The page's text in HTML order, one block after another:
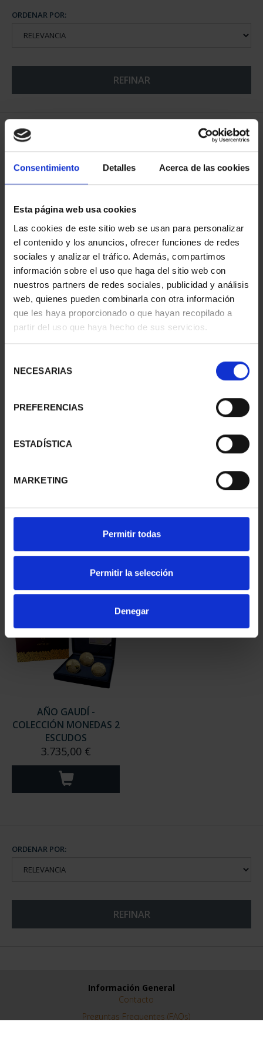
Consentimiento Detalles Acerca de las cookies
Esta página web usa cookies
Las cookies de este sitio web se usan para personalizar
el contenido y los anuncios, ofrecer funciones de redes
sociales y analizar el tráfico. Además, compartimos
información sobre el uso que haga del sitio web con
nuestros partners de redes sociales, publicidad y análisis
web, quienes pueden combinarla con otra información
que les haya proporcionado o que hayan recopilado a
partir del uso que haya hecho de sus servicios.
NECESARIAS
PREFERENCIAS
ESTADÍSTICA
MARKETING
Permitir todas
Permitir la selección
Denegar
ORDENAR POR:
REFINAR
5 Productos encontrados
AÑO GAUDÍ - PARQUE
GÜELL 2 ESCUDOS
1.245,00 €
AÑO GAUDÍ - SAGRADA
FAMILIA 8 ESCUDOS
4.280,00 €
FAMILIA 2 ESCUDOS
MILÁ 2 ESCUDOS
AÑO GAUDÍ -
COLECCIÓN MONEDAS 2
ESCUDOS
3.735,00 €
ORDENAR POR:
REFINAR
Información General
Contacto
Preguntas Frequentes (FAQs)